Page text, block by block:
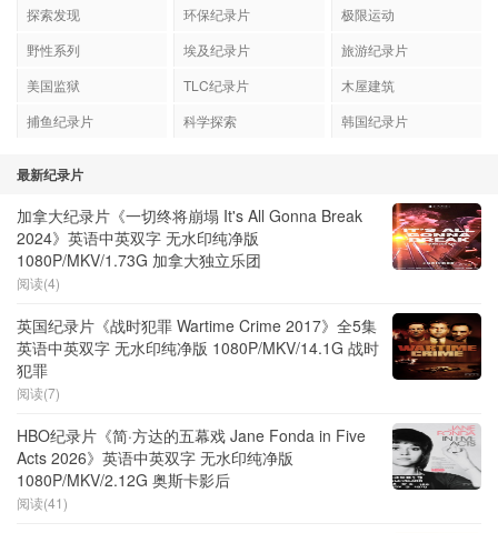
探索发现
环保纪录片
极限运动
野性系列
埃及纪录片
旅游纪录片
美国监狱
TLC纪录片
木屋建筑
捕鱼纪录片
科学探索 韩国纪录片
最新纪录片
加拿大纪录片《一切终将崩塌 It's All Gonna Break
2024》英语中英双字 无水印纯净版
1080P/MKV/1.73G 加拿大独立乐团
阅读(4)
英国纪录片《战时犯罪 Wartime Crime 2017》全5集
英语中英双字 无水印纯净版 1080P/MKV/14.1G 战时
犯罪
阅读(7)
HBO纪录片《简·方达的五幕戏 Jane Fonda in Five
Acts 2026》英语中英双字 无水印纯净版
1080P/MKV/2.12G 奥斯卡影后
阅读(41)